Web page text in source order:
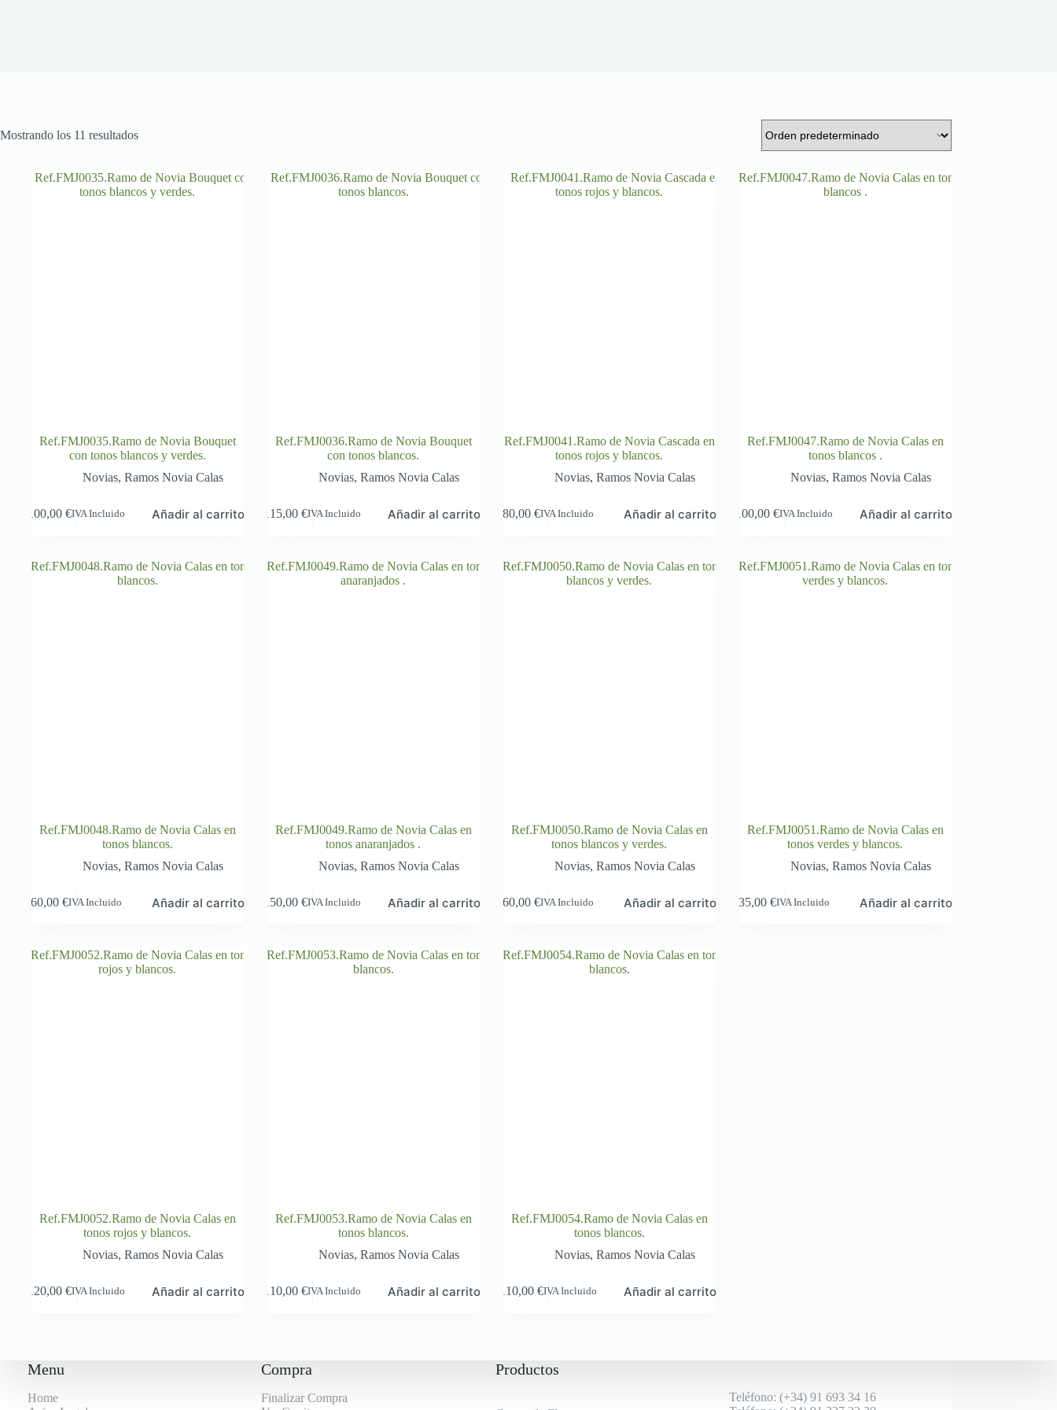
Mostrando los 11 resultados
Ref.FMJ0035.Ramo de Novia Bouquet
con tonos blancos y verdes.
Novias,Ramos Novia Calas
100,00€IVA Incluido Añadir al carrito
Ref.FMJ0036.Ramo de Novia Bouquet
con tonos blancos.
Novias,Ramos Novia Calas
115,00€IVA Incluido Añadir al carrito
Ref.FMJ0041.Ramo de Novia Cascada en
tonos rojos y blancos.
Novias,Ramos Novia Calas
80,00€IVA Incluido Añadir al carrito
Ref.FMJ0047.Ramo de Novia Calas en
tonos blancos .
Novias,Ramos Novia Calas
100,00€IVA Incluido Añadir al carrito
Ref.FMJ0048.Ramo de Novia Calas en
tonos blancos.
Novias,Ramos Novia Calas
60,00€IVA Incluido Añadir al carrito
Ref.FMJ0049.Ramo de Novia Calas en
tonos anaranjados .
Novias,Ramos Novia Calas
150,00€IVA Incluido Añadir al carrito
Ref.FMJ0050.Ramo de Novia Calas en
tonos blancos y verdes.
Novias,Ramos Novia Calas
60,00€IVA Incluido Añadir al carrito
Ref.FMJ0051.Ramo de Novia Calas en
tonos verdes y blancos.
Novias,Ramos Novia Calas
35,00€IVA Incluido Añadir al carrito
Ref.FMJ0052.Ramo de Novia Calas en
tonos rojos y blancos.
Novias,Ramos Novia Calas
120,00€IVA Incluido Añadir al carrito
Ref.FMJ0053.Ramo de Novia Calas en
tonos blancos.
Novias,Ramos Novia Calas
110,00€IVA Incluido Añadir al carrito
Ref.FMJ0054.Ramo de Novia Calas en
tonos blancos.
Novias,Ramos Novia Calas
110,00€IVA Incluido Añadir al carrito
Menu
Home
Compra
Finalizar Compra
Productos
Teléfono: (+34) 91 693 34 16